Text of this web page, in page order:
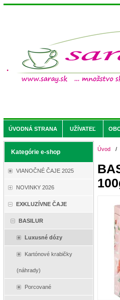
ÚVODNÁ STRANA UŽÍVATEĽ
Kategórie e-shop
VIANOČNÉ ČAJE 2025
NOVINKY 2026
EXKLUZÍVNE ČAJE
BASILUR
Luxusné dózy
Kartónové krabičky
(náhrady)
Porcované
Úvod /